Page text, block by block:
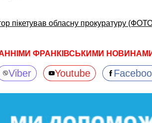
пікетував обласну прокуратуру
ФРАНКІВСЬКИМИ
Viber Youtube